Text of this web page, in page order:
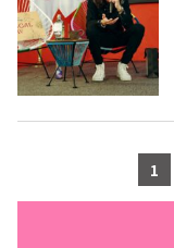
1